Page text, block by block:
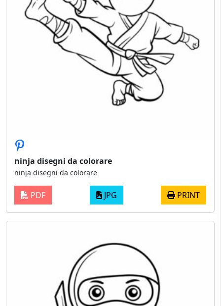
ninja disegni da colorare​
ninja disegni da colorare​
PDF JPG PRINT